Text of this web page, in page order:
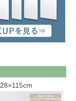
28×115cm